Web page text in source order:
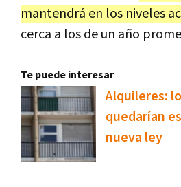
mantendrá en los niveles
cerca a los de un año
Te puede interesar
Alquileres:
quedarían
nueva ley